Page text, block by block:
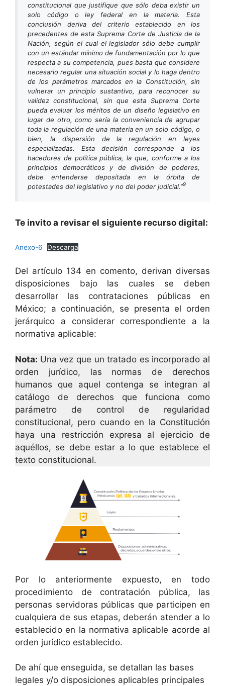
constitucional que justifique que sólo deba existir un
solo código o ley federal en la materia. Esta
conclusión deriva del criterio establecido en los
precedentes de esta Suprema Corte de Justicia de la
Nación, según el cual el legislador sólo debe cumplir
con un estándar mínimo de fundamentación por lo que
respecta a su competencia, pues basta que considere
necesario regular una situación social y lo haga dentro
de los parámetros marcados en la Constitución, sin
vulnerar un principio sustantivo, para reconocer su
validez constitucional, sin que esta Suprema Corte
pueda evaluar los méritos de un diseño legislativo en
lugar de otro, como sería la conveniencia de agrupar
toda la regulación de una materia en un solo código, o
bien, la dispersión de la regulación en leyes
especializadas. Esta decisión corresponde a los
hacedores de política pública, la que, conforme a los
principios democráticos y de división de poderes,
debe entenderse depositada en la órbita de
potestades del legislativo y no del poder judicial.”9
Te invito a revisar el siguiente recurso digital:
Anexo-6 Descarga
Del artículo 134 en comento, derivan diversas
disposiciones bajo las cuales se deben
desarrollar las contrataciones públicas en
México; a continuación, se presenta el orden
jerárquico a considerar correspondiente a la
normativa aplicable:
Nota: Una vez que un tratado es incorporado al
orden jurídico, las normas de derechos
humanos que aquel contenga se integran al
catálogo de derechos que funciona como
parámetro de control de regularidad
constitucional, pero cuando en la Constitución
haya una restricción expresa al ejercicio de
aquéllos, se debe estar a lo que establece el
texto constitucional.
Por lo anteriormente expuesto, en todo
procedimiento de contratación pública, las
personas servidoras públicas que participen en
cualquiera de sus etapas, deberán atender a lo
establecido en la normativa aplicable acorde al
orden jurídico establecido.
De ahí que enseguida, se detallan las bases
legales y/o disposiciones aplicables principales